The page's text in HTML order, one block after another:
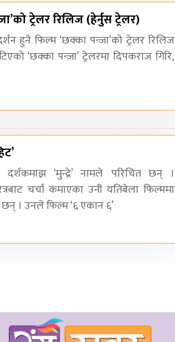
ट्रेलर रिलिज (हेर्नुस ट्रेलर)
हुने फिल्म ‘छक्का पन्जा’को ट्रेलर रिलिज
‘छक्का पन्जा’ ट्रेलरमा दिपकराज गिरि,
‘मुन्द्रे’ नामले परिचित छन् ।
चर्चा कमाएका उनी यतिबेला फिल्ममा
। उनले फिल्म ‘६ एकान ६’